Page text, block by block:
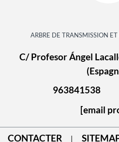
ARBRE DE TRANSMISSION
C/ Profesor Ángel
963841538
[email
CONTACTER |